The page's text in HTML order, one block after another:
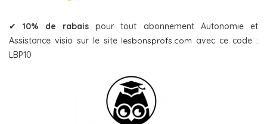
✔10% de rabaispour tout abonnement Autonomie et
Assistance visio sur le site lesbonsprofs.com avec ce code :
LBP10